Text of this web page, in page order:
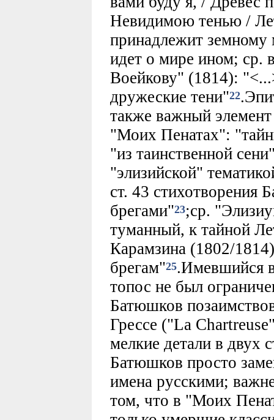
Невидимою тенью /
принадлежит земному
идет о мире ином; ср.
Воейкову" (1814):
дружеские тени"22
также важный
"Моих Пенатах":
"из таинственной
"элизийской"
ст. 43 стихотворения
брегами"23;ср.
туманный, к тайной
Карамзина (1802/
брегам"25.Имевшийся
топос не был
Батюшков
Грессе ("La
мелкие детали в двух
Батюшков просто
имена русскими;
том, что в "Моих